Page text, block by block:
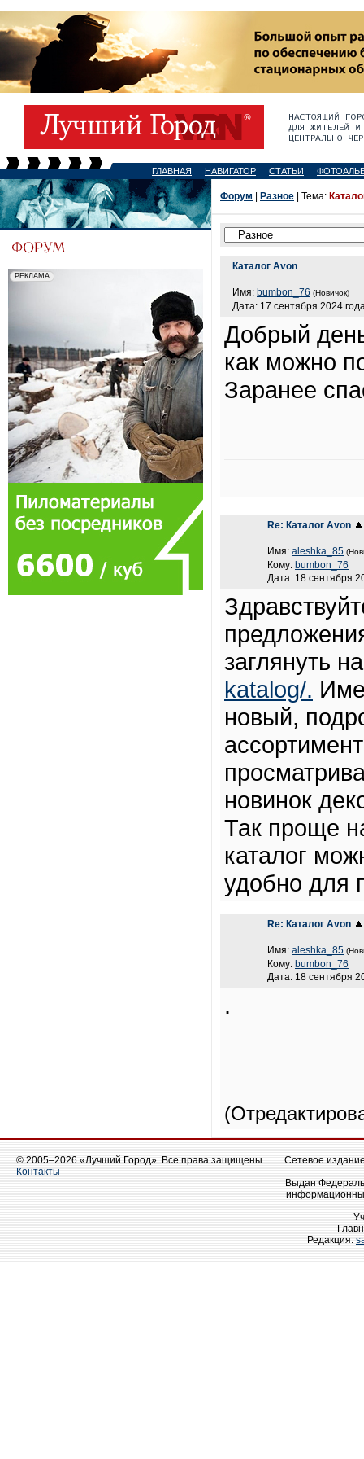
ГЛАВНАЯ НАВИГАТОР СТАТЬИ
Форум Разное | Тема:
Каталог Avon
Имя: bumbon_76 (Новичок)
Дата: 17 сентября 2024
Добрый
как можно
Заранее
Re: Каталог Avon
Имя: aleshka_85
Кому: bumbon_76
Дата: 18 сентября
заглянуть
katalog/.
новый,
новинок
Так проще
каталог
удобно для
Re: Каталог Avon
Имя: aleshka_85
Кому: bumbon_76
Дата: 18 сентября
.
© 2005–2026 «Лучший Город». Все права защищены.
Контакты
Сетевое
Выдан
Редакция: